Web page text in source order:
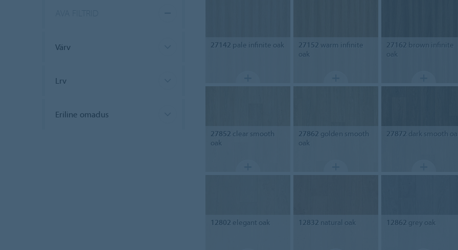
Värv
Lrv
Eriline omadus
27142 pale infinite oak 27152 warm infinite
oak
27162 brown infinite
oak
27852 clear smooth
oak
27862 golden smooth
oak
27872 dark smooth
12802 elegant oak 12832 natural oak 12862 grey oak